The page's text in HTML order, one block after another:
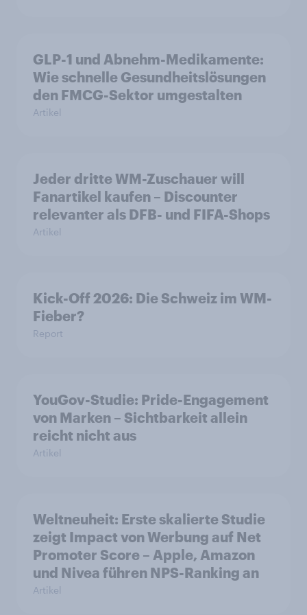
GLP-1 und Abnehm-Medikamente:
Wie schnelle Gesundheitslösungen
den FMCG-Sektor umgestalten
Artikel
Jeder dritte WM-Zuschauer will
Fanartikel kaufen – Discounter
relevanter als DFB- und FIFA-Shops
Artikel
Kick-Off 2026: Die Schweiz im WM-
Fieber?​
Report
YouGov-Studie: Pride-Engagement
von Marken – Sichtbarkeit allein
reicht nicht aus
Artikel
Weltneuheit: Erste skalierte Studie
zeigt Impact von Werbung auf Net
Promoter Score – Apple, Amazon
und Nivea führen NPS-Ranking an
Artikel